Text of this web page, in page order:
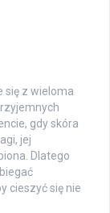
się z wieloma
gdy skóra
jej
Dlatego
cieszyć się nie